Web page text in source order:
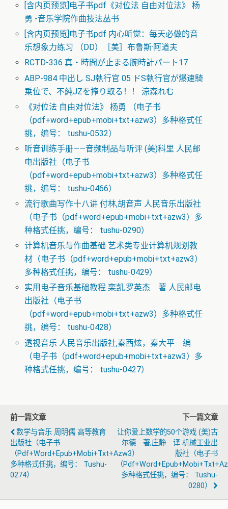
[含内页预览]电子书pdf《对位法 自由对位法》 杨
勇 -音乐学院作曲技法丛书
[含内页预览]电子书pdf 内心听觉：每天必做的音
乐想象力练习 （DD）［美］布鲁斯·阿道夫
RCTD-336 真・時間が止まる腕時計パート17
ABP-984 中出し SJ執行官 05 ドS執行官が爆速騎
乗位で、不純JZを搾り取る！！ 涼森れむ
《对位法 自由对位法》 杨勇 （电子书
（pdf+word+epub+mobi+txt+azw3）多种格式任
挑，编号： tushu-0532）
听音训练手册——音频制品与听评 (美)科里 人民邮
电出版社（电子书
（pdf+word+epub+mobi+txt+azw3）多种格式任
挑，编号： tushu-0466）
流行歌曲写作十八讲 付林,胡音声 人民音乐出版社
（电子书（pdf+word+epub+mobi+txt+azw3）多
种格式任挑，编号： tushu-0290）
计算机音乐与作曲基础 艺术类专业计算机规划教
材（电子书（pdf+word+epub+mobi+txt+azw3）
多种格式任挑，编号： tushu-0429）
实用电子音乐基础教程 栾凯,罗英杰 著 人民邮电
出版社（电子书
（pdf+word+epub+mobi+txt+azw3）多种格式任
挑，编号： tushu-0428）
透视音乐 人民音乐出版社,秦西炫，秦大平 编
（电子书（pdf+word+epub+mobi+txt+azw3）多
种格式任挑，编号： tushu-0427）
前一篇文章
数学与音乐 周明儒 高等教育
出版社（电子书
（pdf+word+epub+mobi+txt+azw3）
多种格式任挑，编号： Tushu-
0274）
下一篇文章
让你爱上数学的50个游戏 (美)古
尔德 著,庄静 译 机械工业出
版社（电子书
（
多种格式任挑，编号： Tushu-
0280）